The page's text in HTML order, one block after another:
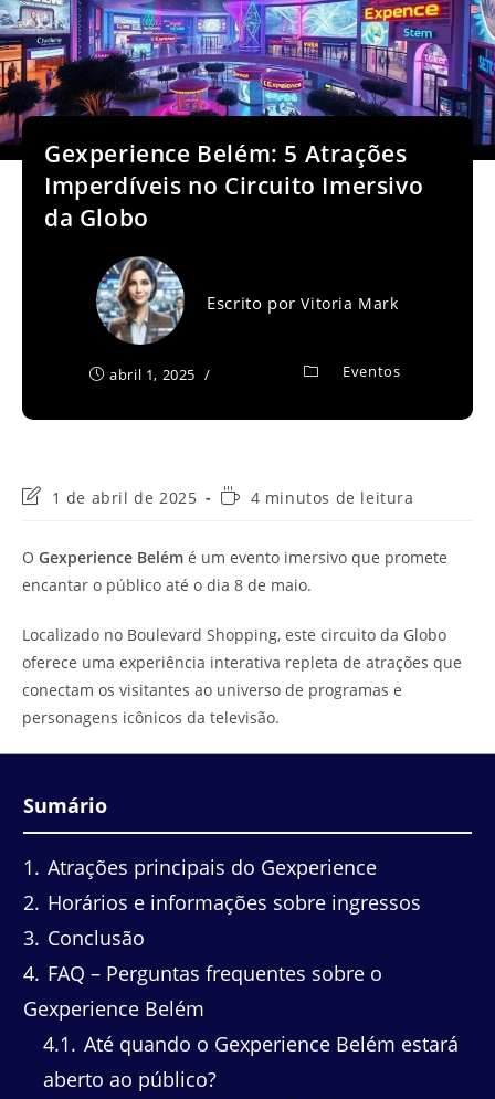
Gexperience Belém: 5 Atrações
Imperdíveis no Circuito Imersivo
da Globo
Escrito porVitoria Mark
abril 1, 2025 Eventos
Última
post:
1 de abril de 2025
Tempo4 minutos de leitura
O Gexperience Belém é um evento imersivo que promete
encantar o público até o dia 8 de maio.
Localizado no Boulevard Shopping, este circuito da Globo
oferece uma experiência interativa repleta de atrações que
conectam os visitantes ao universo de programas e
personagens icônicos da televisão.
Sumário
1
Atrações principais do Gexperience
2 Horários e informações sobre ingressos
3 Conclusão
4 FAQ – Perguntas frequentes sobre o
Gexperience Belém
4.1
Até quando o Gexperience Belém estará
aberto ao público?